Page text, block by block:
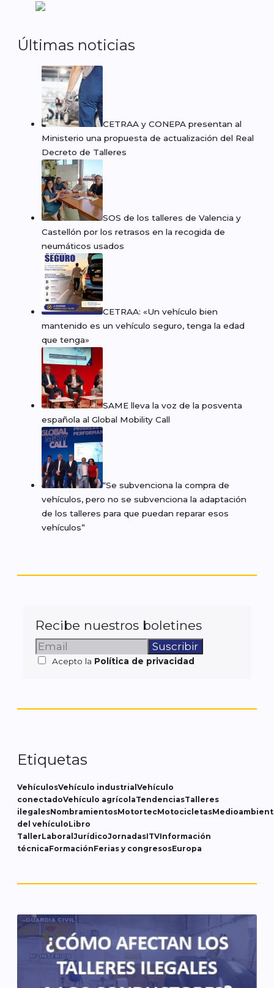
Últimas noticias
CETRAA y CONEPA presentan al
Ministerio una propuesta de actualización del Real
Decreto de Talleres
SOS de los talleres de Valencia y
Castellón por los retrasos en la recogida de
neumáticos usados
CETRAA: «Un vehículo bien
mantenido es un vehículo seguro, tenga la edad
que tenga»
SAME lleva la voz de la posventa
española al Global Mobility Call
“Se subvenciona la compra de
vehículos, pero no se subvenciona la adaptación
de los talleres para que puedan reparar esos
vehículos”
Recibe nuestros boletines
Acepto la Política de privacidad
Etiquetas
VehículosVehículo industrialVehículo
conectadoVehículo agrícolaTendenciasTalleres
ilegalesNombramientosMotortecMotocicletas
del vehículoLibro
TallerLaboralJurídicoJornadasITVInformación
técnicaFormaciónFerias y congresosEuropa